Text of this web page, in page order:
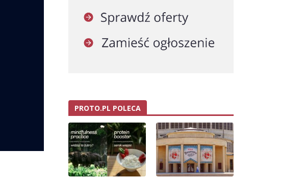
PROTO.PL POLECA